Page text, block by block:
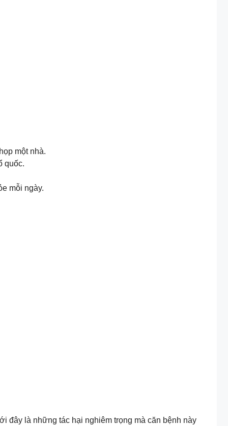
một nhà.
quốc.
mỗi ngày.
đây là những tác hại nghiêm trọng mà căn bệnh này